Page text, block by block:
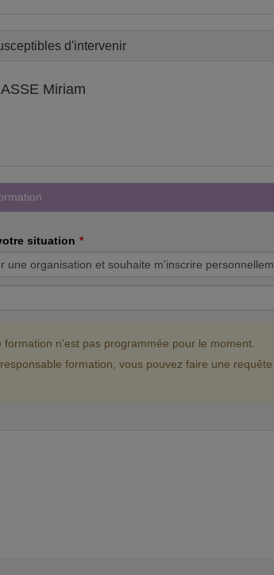
d'intervenir
Miriam
situation
formation n'est pas programmée pour le moment.
formation, vous pouvez faire une